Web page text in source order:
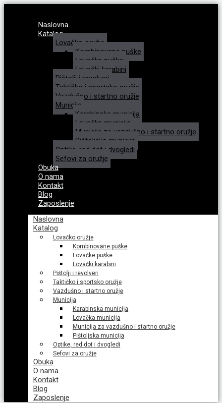
Naslovna
Katalog
Lovačko oružje
Kombinovane puške
Lovačke puške
Lovački karabini
Pištolji i revolveri
Taktičko i sportsko oružje
Vazdušno i startno oružje
Municija
Karabinska municija
Lovačka municija
Municija za vazdušno i startno oružje
Pištoljska municija
Optike, red dot i dvogledi
Sefovi za oružje
Obuka
O nama
Kontakt
Blog
Zaposlenje
Naslovna
Katalog
Lovačko oružje
Kombinovane puške
Lovačke puške
Lovački karabini
Pištolji i revolveri
Taktičko i sportsko oružje
Vazdušno i startno oružje
Municija
Karabinska municija
Lovačka municija
Municija za vazdušno i startno oružje
Pištoljska municija
Optike, red dot i dvogledi
Sefovi za oružje
Obuka
O nama
Kontakt
Blog
Zaposlenje